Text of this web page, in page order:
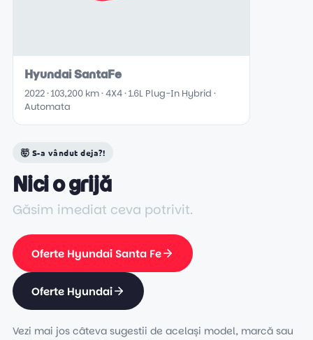
Hyundai SantaFe
2022 · 103,200 km · 4X4 · 1.6L Plug-In Hybrid ·
Automata
🤯 S-a vândut deja?!
Nici o grijă
Găsim imediat ceva potrivit.
Oferte Hyundai Santa Fe
Oferte Hyundai
Vezi mai jos câteva sugestii de același model, marcă sau